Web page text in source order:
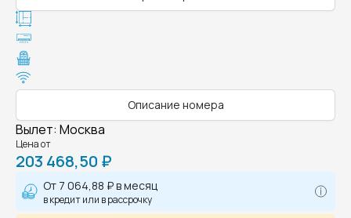
Описание номера
Вылет: Москва
Цена от
203 468,50 ₽
От 7 064,88 ₽в месяц
в кредит или в рассрочку